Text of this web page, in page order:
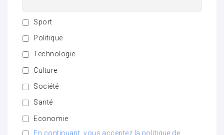
Sport
Politique
Technologie
Culture
Société
Santé
Economie
En continuant, vous acceptez la politique de